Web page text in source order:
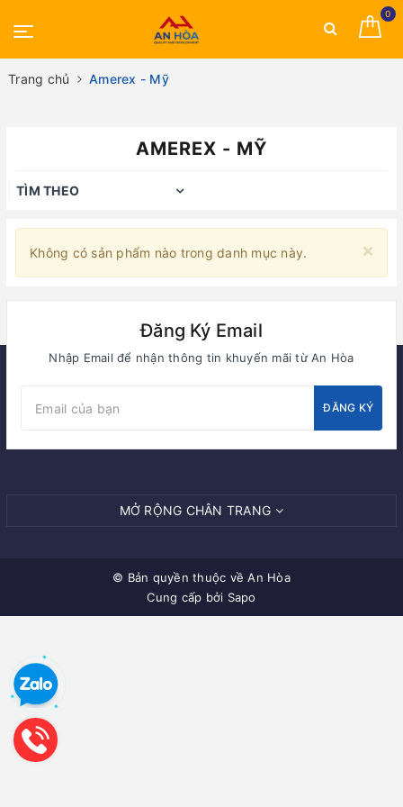
0
Trang chủ Amerex - Mỹ
AMEREX - MỸ
TÌM THEO
×
Không có sản phẩm nào trong danh mục này.
Đăng Ký Email
Nhập Email để nhận thông tin khuyến mãi từ An Hòa
ĐĂNG KÝ
MỞ RỘNG CHÂN TRANG
© Bản quyền thuộc vềAn Hòa
Cung cấp bởi Sapo